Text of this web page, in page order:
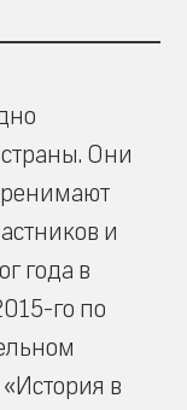
Они
и
года в
го по
в